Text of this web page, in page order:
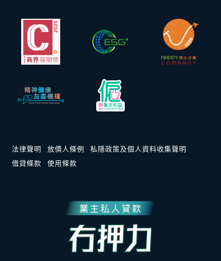
法律聲明 放債人條例
私隱政策及個人資料收集聲明
借貸條款
使用條款